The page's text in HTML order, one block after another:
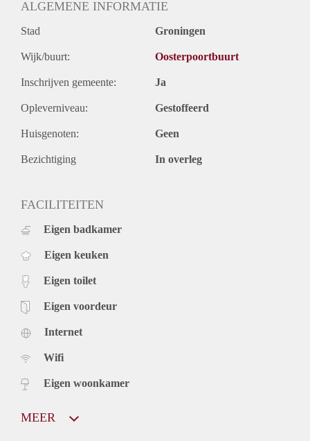
ALGEMENE INFORMATIE
Stad Groningen
Wijk/buurt: Oosterpoortbuurt
Inschrijven gemeente: Ja
Opleverniveau: Gestoffeerd
Huisgenoten: Geen
Bezichtiging In overleg
FACILITEITEN
Eigen badkamer
Eigen keuken
Eigen toilet
Eigen voordeur
Internet
Wifi
Eigen woonkamer
MEER